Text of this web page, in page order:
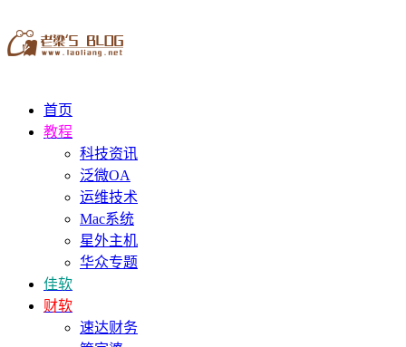
首页
教程
科技资讯
泛微OA
运维技术
Mac系统
星外主机
华众专题
佳软
财软
速达财务